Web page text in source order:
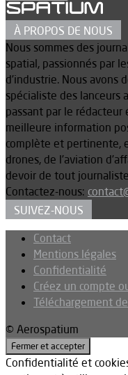
À PROPOS DE NOUS
Nous sommes des
spatial, passionnés par
d’industrie. Nous avons
spécialiste des lanceurs
passant par le rédacteur
meilleure information
complète et pertinente,
drones, de l’aviation
devoir de tout
Contactez-nous:
SUIVEZ-NOUS
Contact
Mentions légales
Confidentialité
Créez un compte
Téléchargement
© Aerospatium
Confidentialité et